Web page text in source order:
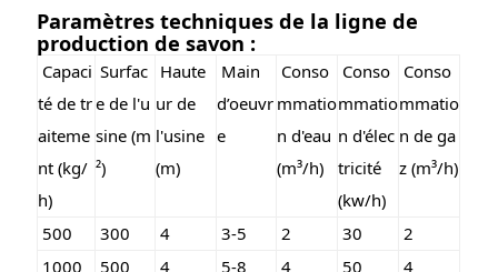
Paramètres techniques de la ligne de
production de savon :
Capaci
té de tr
aiteme
nt (kg/
h)
Surfac
e de l'u
sine (m
²)
Haute
ur de
l'usine
(m)
Main
d’oeuvr
e
Conso
mmatio
n d'eau
(m³/h)
Conso
mmatio
n d'élec
tricité
(kw/h)
Conso
mmatio
n de ga
z (m³/h)
500 300 4 3-5 2 30
2
1000
500 4 5-8 4 50
4